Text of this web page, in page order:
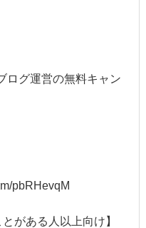
ログ運営の無料キャン
pbRHevqM
がある人以上向け】